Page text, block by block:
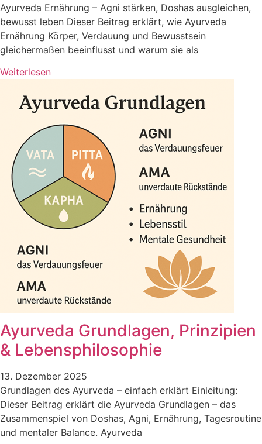
Ayurveda Ernährung – Agni stärken, Doshas ausgleichen,
bewusst leben Dieser Beitrag erklärt, wie Ayurveda
Ernährung Körper, Verdauung und Bewusstsein
gleichermaßen beeinflusst und warum sie als
Weiterlesen
Ayurveda Grundlagen, Prinzipien
& Lebensphilosophie
13. Dezember 2025
Grundlagen des Ayurveda – einfach erklärt Einleitung:
Dieser Beitrag erklärt die Ayurveda Grundlagen – das
Zusammenspiel von Doshas, Agni, Ernährung, Tagesroutine
und mentaler Balance. Ayurveda